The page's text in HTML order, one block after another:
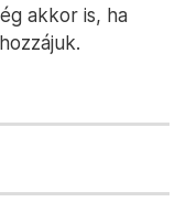
akkor is, ha